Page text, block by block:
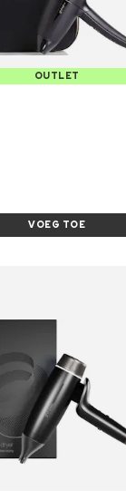
OUTLET
VOEG TOE